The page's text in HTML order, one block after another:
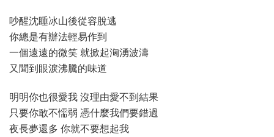
吵醒沈睡冰山後從容脫逃
你總是有辦法輕易作到
一個遠遠的微笑 就掀起洶湧波濤
又聞到眼淚沸騰的味道
明明你也很愛我 沒理由愛不到結果
只要你敢不懦弱 憑什麼我們要錯過
夜長夢還多 你就不要想起我